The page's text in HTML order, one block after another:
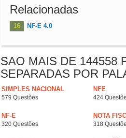
Relacionadas
16 NF-E 4.0
SAO MAIS DE 144558
SEPARADAS POR
SIMPLES NACIONAL
579 Questões
NFE
424
NF-E
320 Questões
NOTA
318